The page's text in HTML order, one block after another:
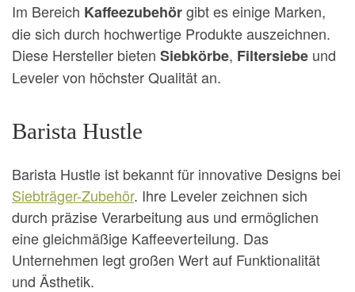
Im Bereich Kaffeezubehörgibt es einige Marken,
die sich durch hochwertige Produkte auszeichnen.
Diese Hersteller bieten Siebkörbe, Filtersiebe und
Leveler von höchster Qualität an.
Barista Hustle
Barista Hustle ist bekannt für innovative Designs bei
Siebträger-Zubehör. Ihre Leveler zeichnen sich
durch präzise Verarbeitung aus und ermöglichen
eine gleichmäßige Kaffeeverteilung. Das
Unternehmen legt großen Wert auf Funktionalität
und Ästhetik.